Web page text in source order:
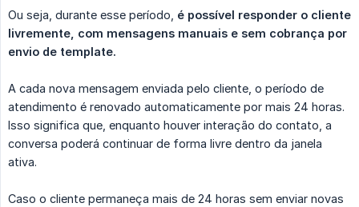
Ou seja, durante esse período, é possível responder o cliente
livremente, com mensagens manuais e sem cobrança por
envio de template.
A cada nova mensagem enviada pelo cliente, o período de
atendimento é renovado automaticamente por mais 24 horas.
Isso significa que, enquanto houver interação do contato, a
conversa poderá continuar de forma livre dentro da janela
ativa.
Caso o cliente permaneça mais de 24 horas sem enviar novas